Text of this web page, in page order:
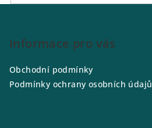
Informace pro vás
Obchodní podmínky
Podmínky ochrany osobních údajů